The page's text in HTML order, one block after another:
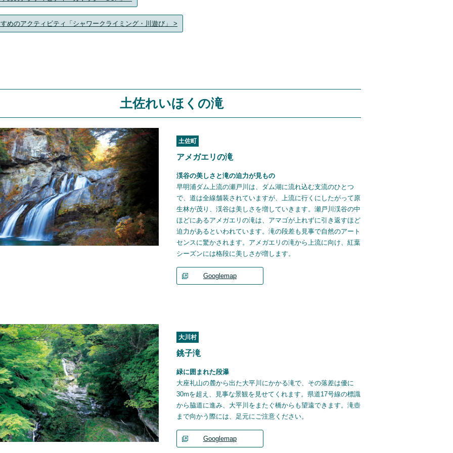
めのアクティビティ「シャワークライミング・川遊び」 >
土佐れいほくの滝
土佐町
アメガエリの滝
渓谷の美しさと滝の迫力が見もの
早明浦ダム上流の瀬戸川は、ダム湖に流れ込む支流のひとつ
で、道は全線舗装されていますが、上流に行くにしたがって原
生林が茂り、渓谷は美しさを増していきます。瀬戸川渓谷の中
ほどにあるアメガエリの滝は、アマゴが上れずに引き返すほど
迫力があるといわれています。滝の段差も見事で自然のアート
センスに驚かされます。アメガエリの滝から上流に向け、紅葉
シーズンには格段に美しさが増します。
Googlemap
大川村
銚子滝
緑に囲まれた段瀑
大座礼山の麓から出た大平川にかかる滝で、その落差は優に
30mを超え、見事な景観を見せてくれます。県道17号線の標識
から脇道に進み、大平川をまたぐ橋からも望遠できます。滝壺
まで向かう際には、足元にご注意ください。
Googlemap